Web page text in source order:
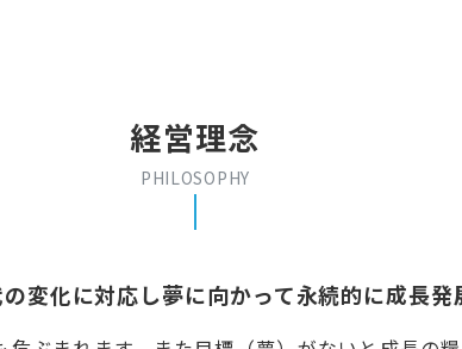
経営理念
PHILOSOPHY
変化に対応し夢に向かって永続的に成長発